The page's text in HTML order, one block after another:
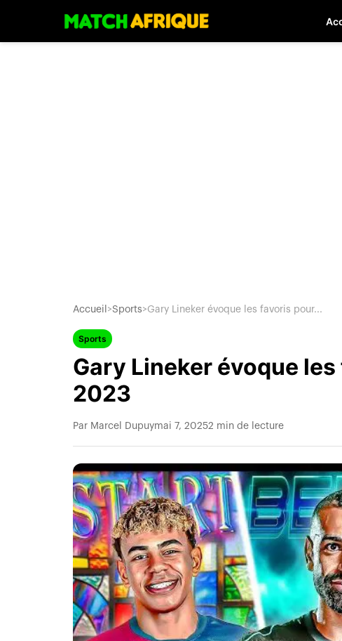
Accueil >Sports>Gary Lineker évoque les favoris pour...
Sports
Gary Lineker évoque
2023
Par Marcel Dupuymai 7, 20252 min de lecture